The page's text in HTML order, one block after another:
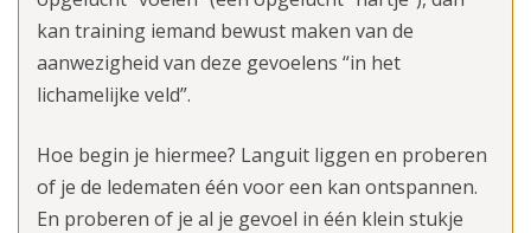
kan training iemand bewust maken van de
aanwezigheid van deze gevoelens “in het
lichamelijke veld”.
Hoe begin je hiermee? Languit liggen en proberen
of je de ledematen één voor een kan ontspannen.
En proberen of je al je gevoel in één klein stukje